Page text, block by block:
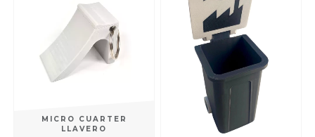
MICRO CUARTER
LLAVERO